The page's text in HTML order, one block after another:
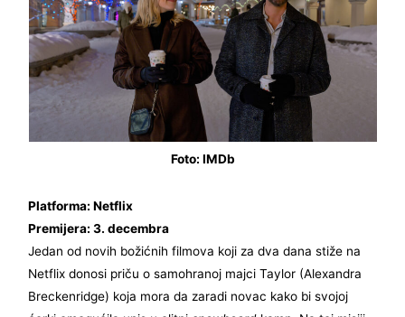
Foto: IMDb
Platforma: Netflix
Premijera: 3. decembra
Jedan od novih božićnih filmova koji za dva dana stiže na
Netflix donosi priču o samohranoj majci Taylor (Alexandra
Breckenridge) koja mora da zaradi novac kako bi svojoj